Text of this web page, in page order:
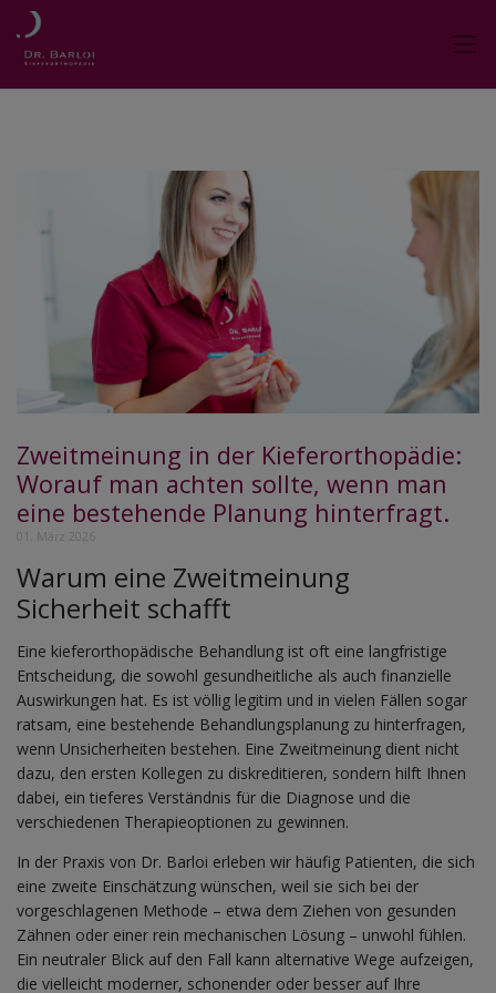
Zweitmeinung in der Kieferorthopädie:
Worauf man achten sollte, wenn man
eine bestehende Planung hinterfragt.
01. März 2026
Warum eine Zweitmeinung
Sicherheit schafft
Eine kieferorthopädische Behandlung ist oft eine langfristige
Entscheidung, die sowohl gesundheitliche als auch finanzielle
Auswirkungen hat. Es ist völlig legitim und in vielen Fällen sogar
ratsam, eine bestehende Behandlungsplanung zu hinterfragen,
wenn Unsicherheiten bestehen. Eine Zweitmeinung dient nicht
dazu, den ersten Kollegen zu diskreditieren, sondern hilft Ihnen
dabei, ein tieferes Verständnis für die Diagnose und die
verschiedenen Therapieoptionen zu gewinnen.
In der Praxis von Dr. Barloi erleben wir häufig Patienten, die sich
eine zweite Einschätzung wünschen, weil sie sich bei der
vorgeschlagenen Methode – etwa dem Ziehen von gesunden
Zähnen oder einer rein mechanischen Lösung – unwohl fühlen.
Ein neutraler Blick auf den Fall kann alternative Wege aufzeigen,
die vielleicht moderner, schonender oder besser auf Ihre